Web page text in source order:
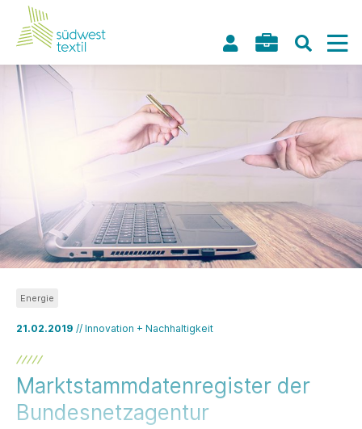
21.02.2019 // Innovation + Nachhaltigkeit
Energie
Marktstammdatenregister der
Bundesnetzagentur